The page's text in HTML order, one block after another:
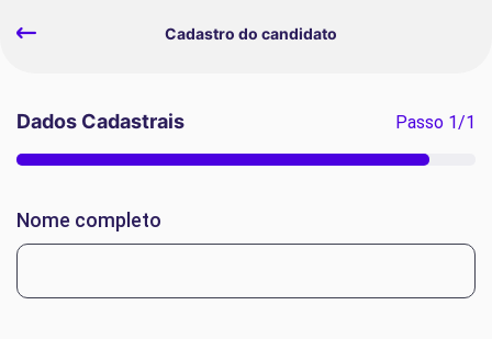
Cadastro do candidato
Dados Cadastrais Passo 1/1
Nome completo